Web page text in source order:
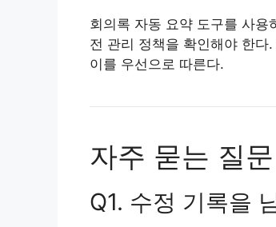
회의록 자동 요약 도구를 사용
전 관리 정책을 확인해야 한
이를 우선으로 따른다.
자주 묻는 질
Q1. 수정 기록을